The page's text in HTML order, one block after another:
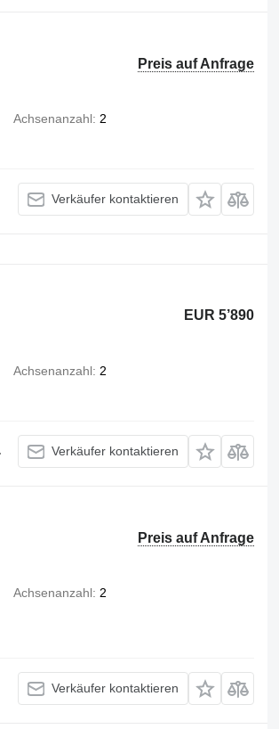
Preis auf Anfrage
Achsenanzahl 2
Verkäufer kontaktieren
EUR 5’890
Achsenanzahl 2
Verkäufer kontaktieren
Preis auf Anfrage
Achsenanzahl 2
Verkäufer kontaktieren